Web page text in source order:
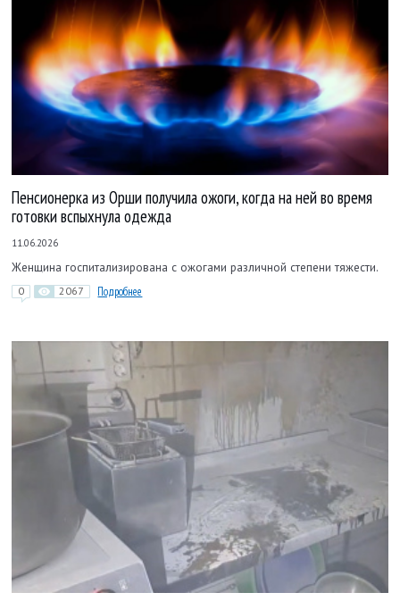
Пенсионерка из Орши получила ожоги, когда на ней во время
готовки вспыхнула одежда
11.06.2026
Женщина госпитализирована с ожогами различной степени тяжести.
0 2067 Подробнее